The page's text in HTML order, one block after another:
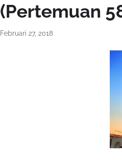
(Pertemuan
Februari 27, 2018